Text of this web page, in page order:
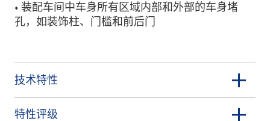
• 装配车间中车身所有区域内部和外部的车身堵
孔，如装饰柱、门槛和前后门
技术特性
特性评级